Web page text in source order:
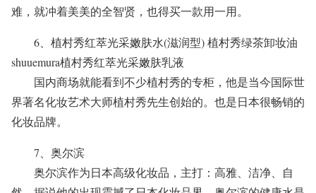
难，就冲着美美的全智贤，也得买一款用一用。
6、植村秀红萃光采嫩肤水(滋润型) 植村秀绿茶卸妆油
shuuemura植村秀红萃光采嫩肤乳液
国内商场就能看到不少植村秀的专柜，他是当今国际世
界著名化妆艺术大师植村秀先生创始的。也是日本很畅销的
化妆品牌。
7、奥尔滨
奥尔滨作为日本高级化妆品，主打：高雅、洁净、自